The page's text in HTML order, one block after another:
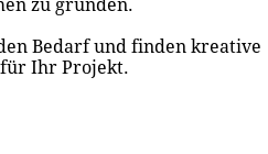
zu gründen.
Bedarf und finden kreative
Ihr Projekt.